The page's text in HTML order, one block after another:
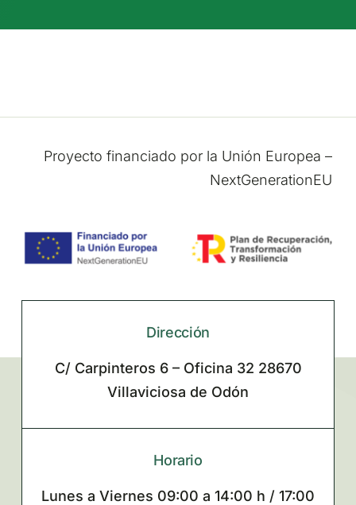
Proyecto financiado por la Unión Europea –
NextGenerationEU
Dirección
C/ Carpinteros 6 – Oficina 32 28670
Villaviciosa de Odón
Horario
Lunes a Viernes 09:00 a 14:00 h / 17:00